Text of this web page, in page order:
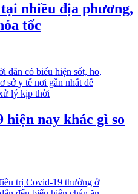
nhiều địa phương,
tốc
nay khác gì so